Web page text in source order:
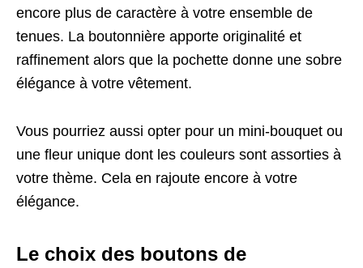
encore plus de caractère à votre ensemble de
tenues. La boutonnière apporte originalité et
raffinement alors que la pochette donne une sobre
élégance à votre vêtement.
Vous pourriez aussi opter pour un mini-bouquet ou
une fleur unique dont les couleurs sont assorties à
votre thème. Cela en rajoute encore à votre
élégance.
Le choix des boutons de